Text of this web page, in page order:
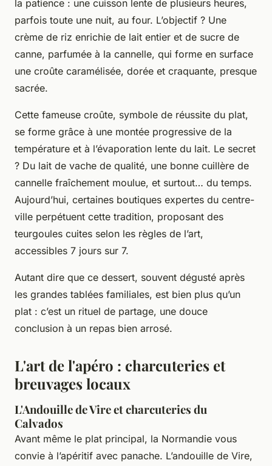
la patience : une cuisson lente de plusieurs heures,
parfois toute une nuit, au four. L’objectif ? Une
crème de riz enrichie de lait entier et de sucre de
canne, parfumée à la cannelle, qui forme en surface
une croûte caramélisée, dorée et craquante, presque
sacrée.
Cette fameuse croûte, symbole de réussite du plat,
se forme grâce à une montée progressive de la
température et à l’évaporation lente du lait. Le secret
? Du lait de vache de qualité, une bonne cuillère de
cannelle fraîchement moulue, et surtout… du temps.
Aujourd’hui, certaines boutiques expertes du centre-
ville perpétuent cette tradition, proposant des
teurgoules cuites selon les règles de l’art,
accessibles 7 jours sur 7.
Autant dire que ce dessert, souvent dégusté après
les grandes tablées familiales, est bien plus qu’un
plat : c’est un rituel de partage, une douce
conclusion à un repas bien arrosé.
L'art de l'apéro : charcuteries et
breuvages locaux
L'Andouille de Vire et charcuteries du
Calvados
Avant même le plat principal, la Normandie vous
convie à l’apéritif avec panache. L’andouille de Vire,